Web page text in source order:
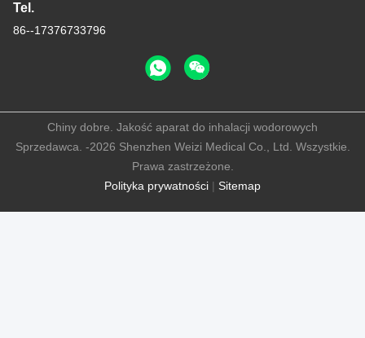
Tel.
86--17376733796
Polityka prywatności | Sitemap
Chiny dobre. Jakość aparat do inhalacji wodorowych
Sprzedawca. -2026 Shenzhen Weizi Medical Co., Ltd. Wszystkie.
Prawa zastrzeżone.